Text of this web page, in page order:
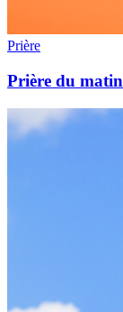
Prière
Prière du matin